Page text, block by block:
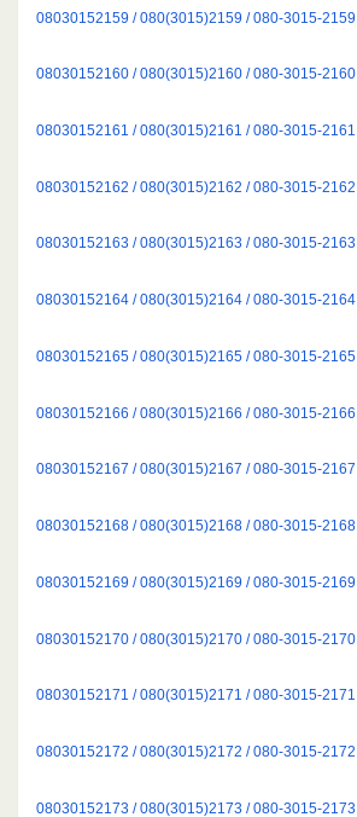
08030152159 / 080(3015)2159 / 080-3015-2159
08030152160 / 080(3015)2160 / 080-3015-2160
08030152161 / 080(3015)2161 / 080-3015-2161
08030152162 / 080(3015)2162 / 080-3015-2162
08030152163 / 080(3015)2163 / 080-3015-2163
08030152164 / 080(3015)2164 / 080-3015-2164
08030152165 / 080(3015)2165 / 080-3015-2165
08030152166 / 080(3015)2166 / 080-3015-2166
08030152167 / 080(3015)2167 / 080-3015-2167
08030152168 / 080(3015)2168 / 080-3015-2168
08030152169 / 080(3015)2169 / 080-3015-2169
08030152170 / 080(3015)2170 / 080-3015-2170
08030152171 / 080(3015)2171 / 080-3015-2171
08030152172 / 080(3015)2172 / 080-3015-2172
08030152173 / 080(3015)2173 / 080-3015-2173